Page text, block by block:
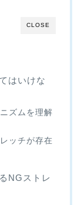
CLOSE
はいけな
ズムを理解
ッチが存在
NGストレ